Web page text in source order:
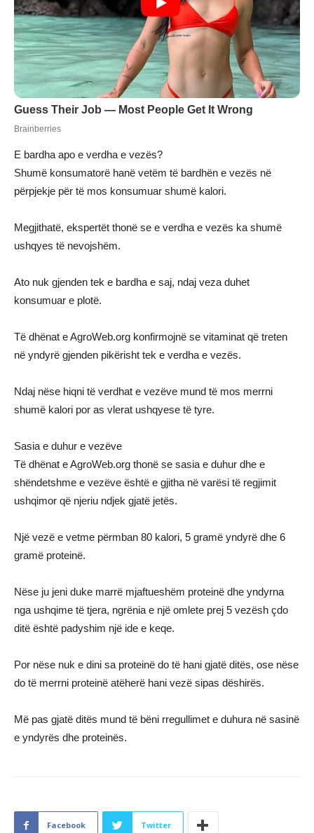
E bardha apo e verdha e vezës?
Shumë konsumatorë hanë vetëm të bardhën e vezës në
përpjekje për të mos konsumuar shumë kalori.
Megjithatë, ekspertët thonë se e verdha e vezës ka shumë
ushqyes të nevojshëm.
Ato nuk gjenden tek e bardha e saj, ndaj veza duhet
konsumuar e plotë.
Të dhënat e AgroWeb.org konfirmojnë se vitaminat që treten
në yndyrë gjenden pikërisht tek e verdha e vezës.
Ndaj nëse hiqni të verdhat e vezëve mund të mos merrni
shumë kalori por as vlerat ushqyese të tyre.
Sasia e duhur e vezëve
Të dhënat e AgroWeb.org thonë se sasia e duhur dhe e
shëndetshme e vezëve është e gjitha në varësi të regjimit
ushqimor që njeriu ndjek gjatë jetës.
Një vezë e vetme përmban 80 kalori, 5 gramë yndyrë dhe 6
gramë proteinë.
Nëse ju jeni duke marrë mjaftueshëm proteinë dhe yndyrna
nga ushqime të tjera, ngrënia e një omlete prej 5 vezësh çdo
ditë është padyshim një ide e keqe.
Por nëse nuk e dini sa proteinë do të hani gjatë ditës, ose nëse
do të merrni proteinë atëherë hani vezë sipas dëshirës.
Më pas gjatë ditës mund të bëni rregullimet e duhura në sasinë
e yndyrës dhe proteinës.
Facebook Twitter